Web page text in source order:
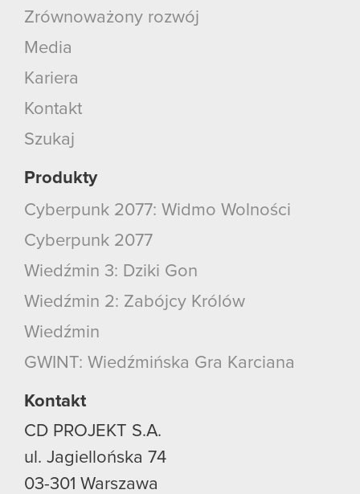
Zrównoważony rozwój
Media
Kariera
Kontakt
Szukaj
Produkty
Cyberpunk 2077: Widmo Wolności
Cyberpunk 2077
Wiedźmin 3: Dziki Gon
Wiedźmin 2: Zabójcy Królów
Wiedźmin
GWINT: Wiedźmińska Gra Karciana
Kontakt
CD PROJEKT S.A.
ul. Jagiellońska 74
03-301 Warszawa